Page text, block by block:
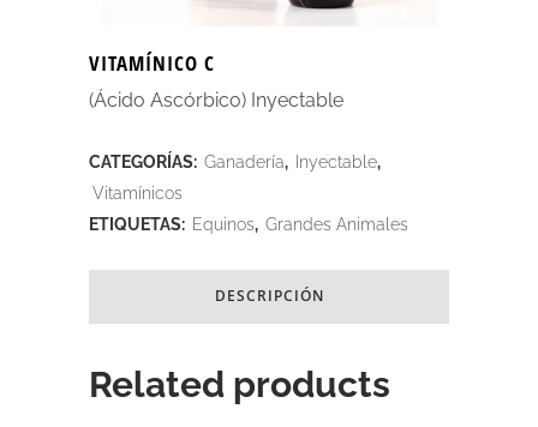
VITAMÍNICO C
(Ácido Ascórbico) Inyectable
CATEGORÍAS: Ganadería, Inyectable,
Vitamínicos
ETIQUETAS: Equinos, Grandes Animales
DESCRIPCIÓN
Related products